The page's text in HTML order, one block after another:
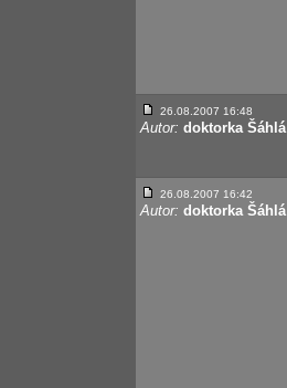
26.08.2007 16:48
Autor: doktorka Šáhlá
26.08.2007 16:42
Autor: doktorka Šáhlá